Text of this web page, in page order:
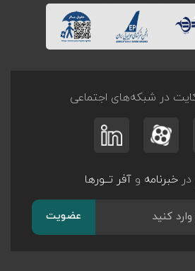
در شبکه‌های اجتماعی
درخبرنامه وآفر تــورها
عضویت